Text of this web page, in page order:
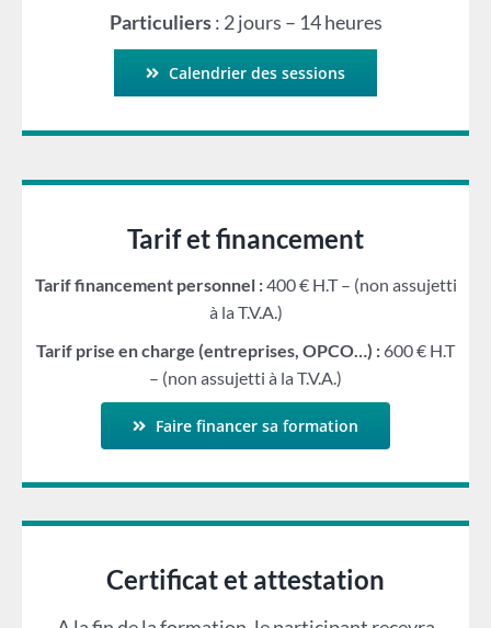
Particuliers: 2 jours – 14 heures
Calendrier des sessions
Tarif et financement
Tarif financement personnel :400 € H.T – (non assujetti
à la T.V.A.)
Tarif prise en charge (entreprises, OPCO…) : 600 € H.T
– (non assujetti à la T.V.A.)
Faire financer sa formation
Certificat et attestation